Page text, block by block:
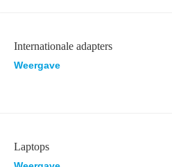
Internationale adapters
Weergave
Laptops